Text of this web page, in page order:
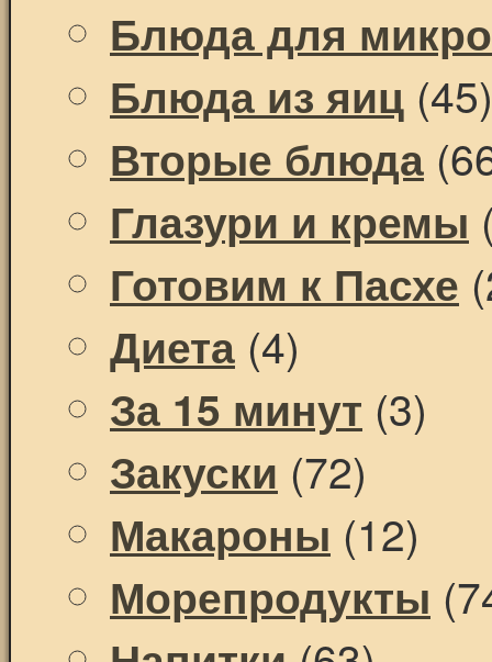
Блюда для
Блюда из яиц (45)
Вторые блюда
Глазури и кремы
Готовим к Пасхе
Диета (4)
За 15 минут (3)
Закуски (72)
Макароны (12)
Морепродукты